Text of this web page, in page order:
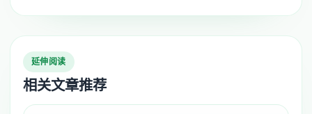
延伸阅读
相关文章推荐